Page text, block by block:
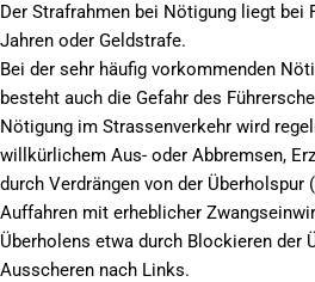
Der Strafrahmen bei Nötigung liegt bei
Jahren oder Geldstrafe.
Bei der sehr häufig vorkommenden
besteht auch die Gefahr des
Nötigung im Strassenverkehr wird
willkürlichem Aus- oder Abbremsen,
durch Verdrängen von der Überholspur
Auffahren mit erheblicher
Überholens etwa durch Blockieren der
Ausscheren nach Links.